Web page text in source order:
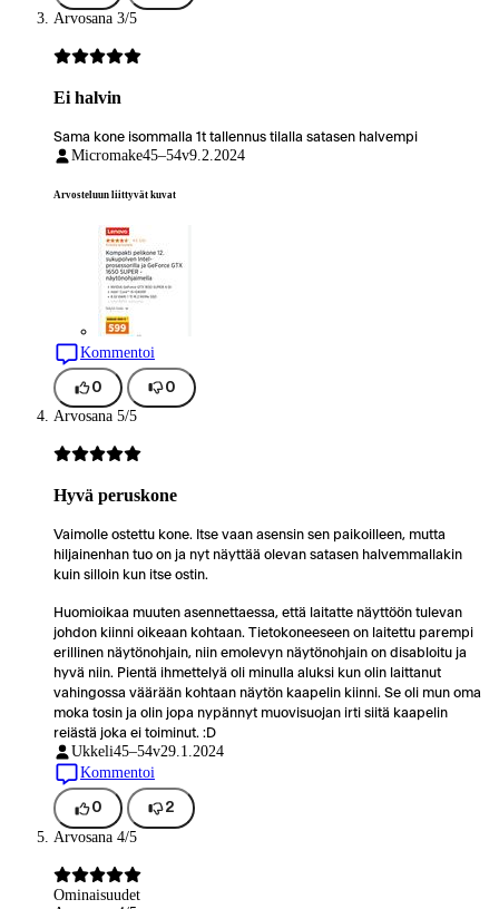
Arvosana 3/5
Ei halvin
Sama kone isommalla 1t tallennus tilalla satasen halvempi
Micromake45–54v9.2.2024
Arvosteluun liittyvät kuvat
Kommentoi
0 0
Arvosana 5/5
Hyvä peruskone
Vaimolle ostettu kone. Itse vaan asensin sen paikoilleen, mutta
hiljainenhan tuo on ja nyt näyttää olevan satasen halvemmallakin
kuin silloin kun itse ostin.
Huomioikaa muuten asennettaessa, että laitatte näyttöön tulevan
johdon kiinni oikeaan kohtaan. Tietokoneeseen on laitettu parempi
erillinen näytönohjain, niin emolevyn näytönohjain on disabloitu ja
hyvä niin. Pientä ihmettelyä oli minulla aluksi kun olin laittanut
vahingossa väärään kohtaan näytön kaapelin kiinni. Se oli mun oma
moka tosin ja olin jopa nypännyt muovisuojan irti siitä kaapelin
reiästä joka ei toiminut. :D
Ukkeli45–54v29.1.2024
Kommentoi
0 2
Arvosana 4/5
Ominaisuudet